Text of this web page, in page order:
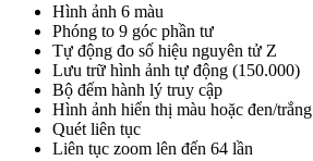
Hình ảnh 6 màu
Phóng to 9 góc phần tư
Tự động đo số hiệu nguyên tử Z
Lưu trữ hình ảnh tự động (150.000)
Bộ đếm hành lý truy cập
Hình ảnh hiển thị màu hoặc đen/trắng
Quét liên tục
Liên tục zoom lên đến 64 lần